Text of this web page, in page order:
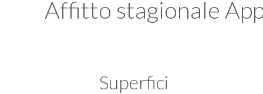
Affitto stagionale
Superfici